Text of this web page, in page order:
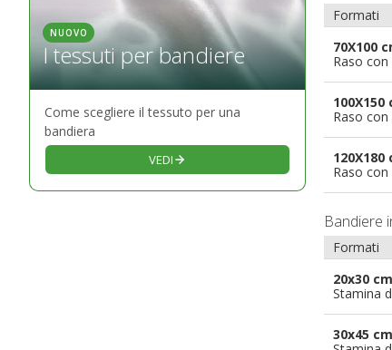
NUOVO
I tessuti per bandiere
Come scegliere il tessuto per una
bandiera
VEDI
Formati
70X100
Raso
100X150
Raso
120X180
Raso
Bandiere
Formati
20x30 cm
Stamina
30x45 cm